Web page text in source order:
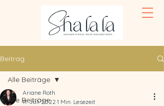
Beitrag
Alle Beiträge
Alle Beiträge
Ariane Roth
11. Juli 2022 1 Min. Lesezeit